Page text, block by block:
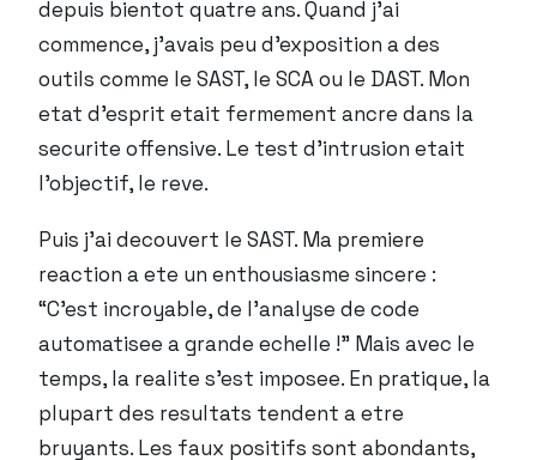
depuis bientot quatre ans. Quand j’ai
commence, j’avais peu d’exposition a des
outils comme le SAST, le SCA ou le DAST. Mon
etat d’esprit etait fermement ancre dans la
securite offensive. Le test d’intrusion etait
l’objectif, le reve.
Puis j’ai decouvert le SAST. Ma premiere
reaction a ete un enthousiasme sincere :
“C’est incroyable, de l’analyse de code
automatisee a grande echelle !” Mais avec le
temps, la realite s’est imposee. En pratique, la
plupart des resultats tendent a etre
bruyants. Les faux positifs sont abondants,